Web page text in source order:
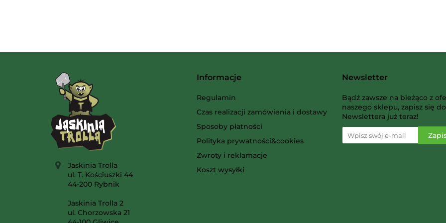
AMIGO Spiel
Jaskinia Trolla
ul. T. Kościuszki 44
44-200 Rybnik
Jaskinia Trolla 2
ul. Chorzowska 21
Informacje
Regulamin
Czas realizacji zamówienia i dostawy
Sposoby płatności
Polityka prywatności&cookies
Zwroty i reklamacje
Koszt wysyłki
Newsletter
Bądź zawsze na bieżąco z
naszego sklepu, zapisz się do
Newslettera już teraz!